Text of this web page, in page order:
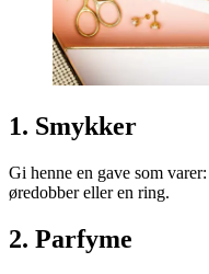
1. Smykker
Gi henne en gave som
øredobber eller en ring.
2. Parfyme